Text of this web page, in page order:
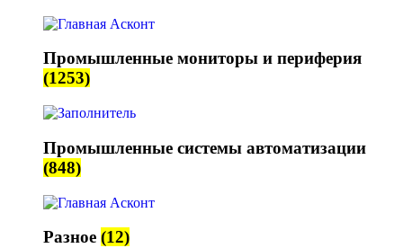
Промышленные мониторы и периферия
(1253)
Промышленные системы автоматизации
(848)
Разное (12)